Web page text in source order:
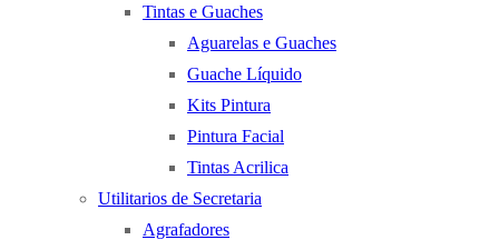
Tintas e Guaches
Aguarelas e Guaches
Guache Líquido
Kits Pintura
Pintura Facial
Tintas Acrilica
Utilitarios de Secretaria
Agrafadores